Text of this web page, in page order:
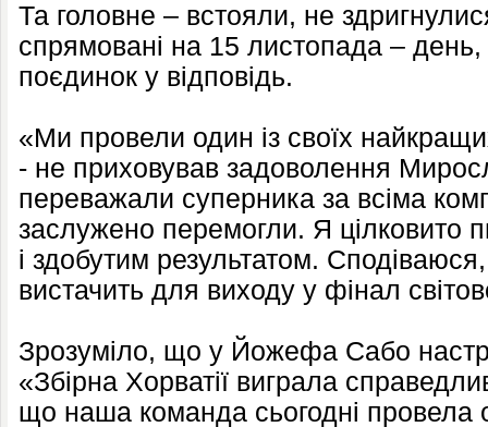
Та головне – встояли, не
спрямовані на 15 листопада –
поєдинок у відповідь.
«Ми провели один із своїх
- не приховував задоволення
переважали суперника за всіма
заслужено перемогли. Я
і здобутим результатом.
вистачить для виходу у фінал
Зрозуміло, що у Йожефа Сабо
«Збірна Хорватії виграла
що наша команда сьогодні провела